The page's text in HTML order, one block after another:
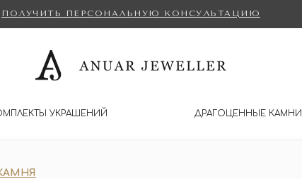
ДРАГОЦЕННЫЕ КАМНИ
УКРАШЕНИЙ
ПОЛУЧИТЬ ПЕРСОНАЛЬНУЮ КОНСУЛЬТАЦИЮ